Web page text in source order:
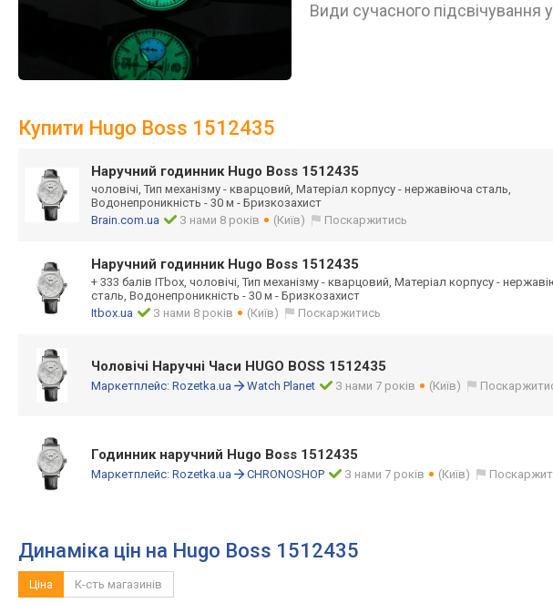
Види сучасного підсвічування
Купити Hugo Boss 1512435
Наручний годинник Hugo Boss 1512435
чоловічі, Тип механізму - кварцовий, Матеріал корпусу - нержавіюча сталь,
Водонепроникність - 30 м - Бризкозахист
Brain.com.ua
З нами 8 років (Київ) Поскаржитись
Наручний годинник Hugo Boss 1512435
+ 333 балів ITbox, чоловічі, Тип механізму - кварцовий, Матеріал корпусу -
сталь, Водонепроникність - 30 м - Бризкозахист
Itbox.ua
З нами 8 років (Київ) Поскаржитись
Чоловічі Наручні Часи HUGO BOSS 1512435
Маркетплейс: Rozetka.ua Watch Planet З нами 7 років (Київ)
Годинник наручний Hugo Boss 1512435
Маркетплейс: Rozetka.ua CHRONOSHOP З нами 7 років (Київ)
Динаміка цін на Hugo Boss 1512435
Ціна К-сть магазинів